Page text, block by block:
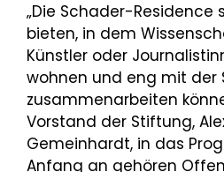
„Die Schader-Residence
bieten, in dem
Künstler oder
wohnen und eng mit
zusammenarbeiten
Vorstand der Stiftung,
Gemeinhardt, in das
Anfang an gehören